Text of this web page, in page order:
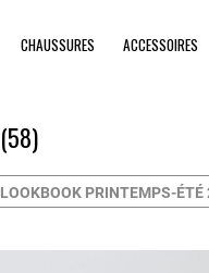
CHAUSSURES ACCESSOIRES
(58)
LOOKBOOK PRINTEMPS-ÉTÉ